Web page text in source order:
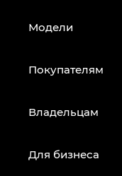
Модели
Покупателям
Владельцам
Для бизнеса